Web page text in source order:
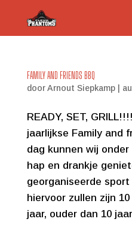
FAMILY AND FRIENDS BBQ
doorArnout Siepkamp|
READY, SET,
jaarlijkse Family and
dag kunnen wij
hap en drankje
georganiseerde
hiervoor zullen zijn
jaar, ouder dan 10